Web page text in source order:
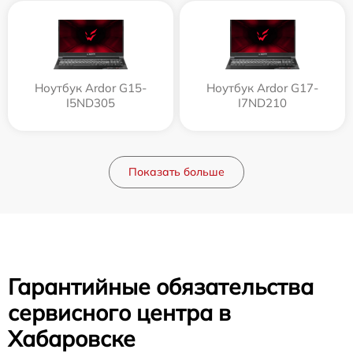
Ноутбук Ardor G15-
I5ND305
Ноутбук Ardor G17-
I7ND210
Показать больше
Гарантийные обязательства
сервисного центра в
Хабаровске